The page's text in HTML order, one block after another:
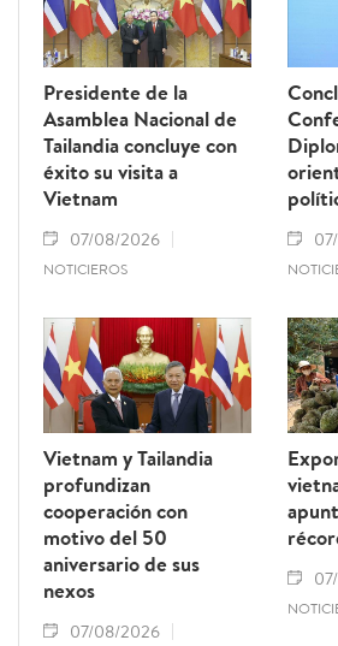
Presidente de la
Asamblea Nacional de
Tailandia concluye con
éxito su visita a
Vietnam
07/08/2026
NOTICIEROS
Vietnam y Tailandia
profundizan
cooperación con
motivo del 50
aniversario de sus
nexos
07/08/2026